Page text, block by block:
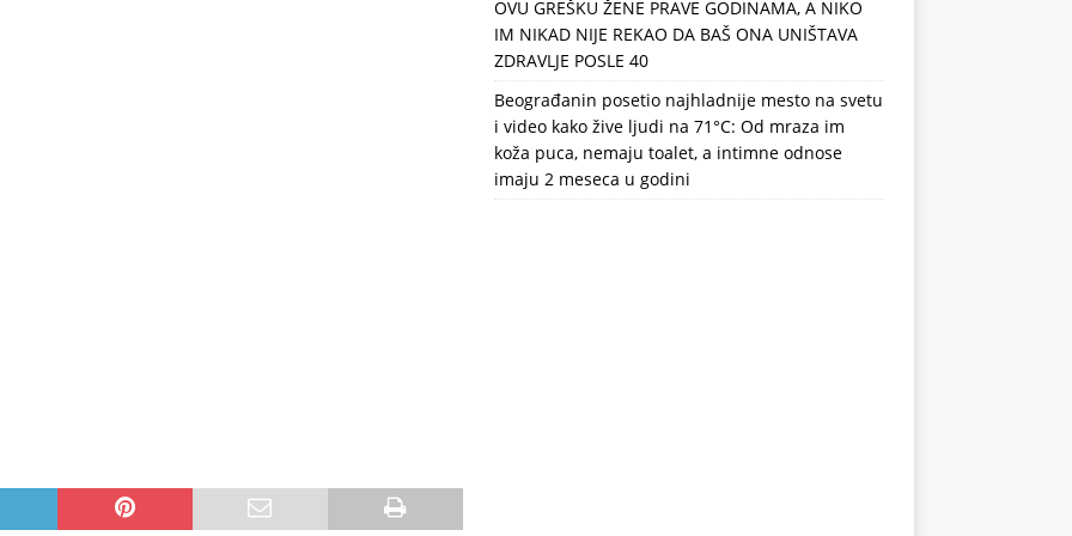
OVU GREŠKU ŽENE PRAVE GODINAMA, A NIKO
IM NIKAD NIJE REKAO DA BAŠ ONA UNIŠTAVA
ZDRAVLJE POSLE 40
Beograđanin posetio najhladnije mesto na svetu
i video kako žive ljudi na 71°C: Od mraza im
koža puca, nemaju toalet, a intimne odnose
imaju 2 meseca u godini